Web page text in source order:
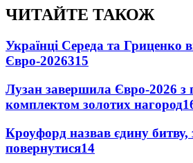
ЧИТАЙТЕ ТАКОЖ
Українці Середа та Гриценко
Євро-2026315
Лузан завершила Євро-2026 з
комплектом золотих нагород
Кроуфорд назвав єдину битву,
повернутися14